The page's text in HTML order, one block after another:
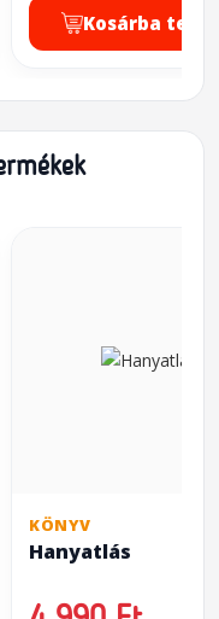
Kosárba
KÖNYV
Hanyatlás